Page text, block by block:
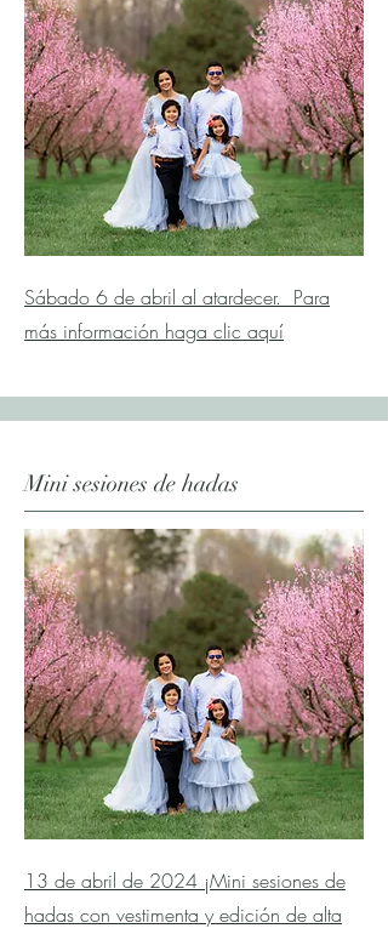
Sábado 6 de abril al atardecer. Para
más información haga clic aquí
Mini sesiones de hadas
13 de abril de 2024 ¡Mini sesiones de
hadas con vestimenta y edición de alta